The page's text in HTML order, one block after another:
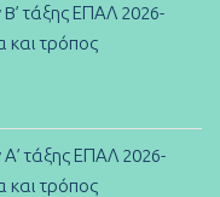
τάξης ΕΠΑΛ 2026-
και τρόπος
τάξης ΕΠΑΛ 2026-
και τρόπος